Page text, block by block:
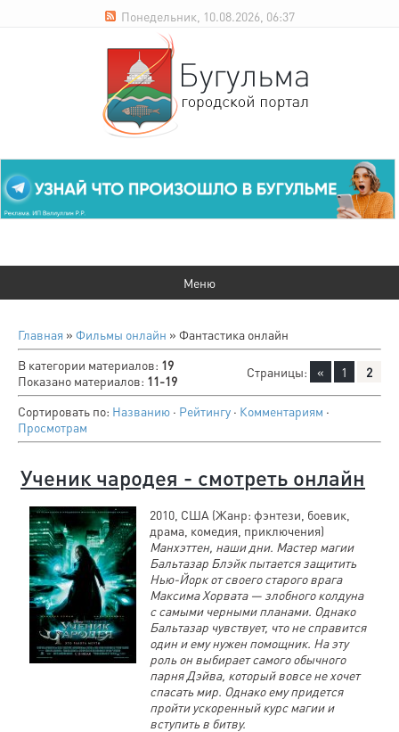
Понедельник, 10.08.2026, 06:37
Главная » Фильмы онлайн » Фантастика онлайн
В категории материалов: 19
Показано материалов: 11-19
Страницы: « 1 2
Сортировать по: Названию · Рейтингу · Комментариям ·
Просмотрам
Ученик чародея - смотреть онлайн
2010, США (Жанр: фэнтези, боевик,
драма, комедия, приключения)
Манхэттен, наши дни. Мастер магии
Бальтазар Блэйк пытается защитить
Нью-Йорк от своего старого врага
Максима Хорвата — злобного колдуна
с самыми черными планами. Однако
Бальтазар чувствует, что не справится
один и ему нужен помощник. На эту
роль он выбирает самого обычного
парня Дэйва, который вовсе не хочет
спасать мир. Однако ему придется
пройти ускоренный курс магии и
вступить в битву.